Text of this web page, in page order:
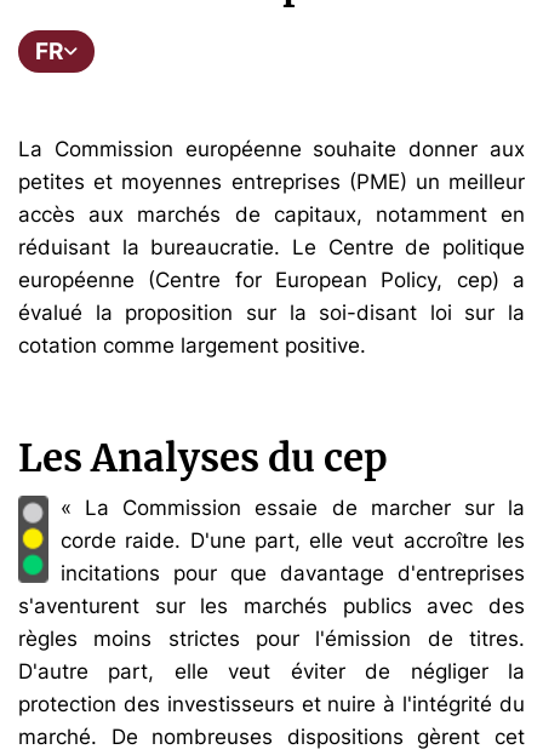
FR
La Commission européenne souhaite donner aux
petites et moyennes entreprises (PME) un meilleur
accès aux marchés de capitaux, notamment en
réduisant la bureaucratie. Le Centre de politique
européenne (Centre for European Policy, cep) a
évalué la proposition sur la soi-disant loi sur la
cotation comme largement positive.
Les Analyses du cep
« La Commission essaie de marcher sur la
corde raide. D'une part, elle veut accroître les
incitations pour que davantage d'entreprises
s'aventurent sur les marchés publics avec des
règles moins strictes pour l'émission de titres.
D'autre part, elle veut éviter de négliger la
protection des investisseurs et nuire à l'intégrité du
marché. De nombreuses dispositions gèrent cet